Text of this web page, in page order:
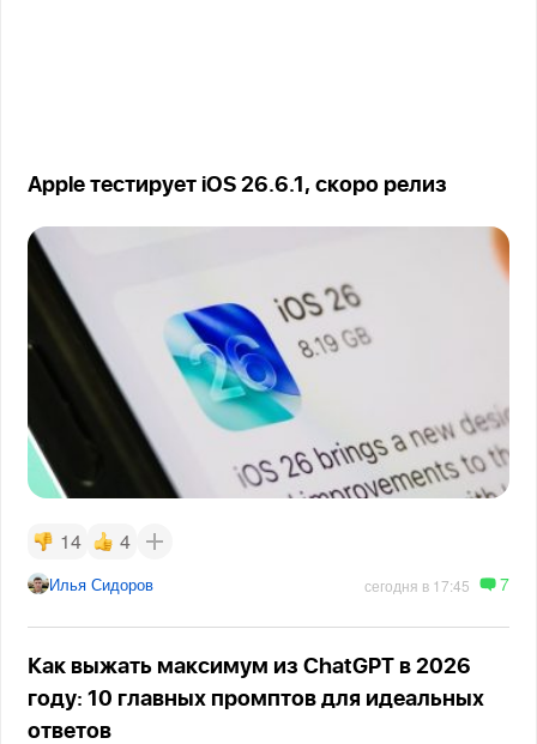
Apple тестирует iOS 26.6.1, скоро релиз
14 4
Илья Сидоров сегодня в 17:45 7
Как выжать максимум из ChatGPT в 2026
году: 10 главных промптов для идеальных
ответов